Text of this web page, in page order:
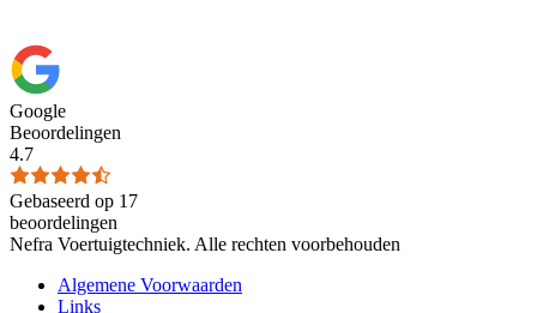
Google
Beoordelingen
4.7
Gebaseerd op 17
beoordelingen
Nefra Voertuigtechniek. Alle rechten voorbehouden
Algemene Voorwaarden
Links